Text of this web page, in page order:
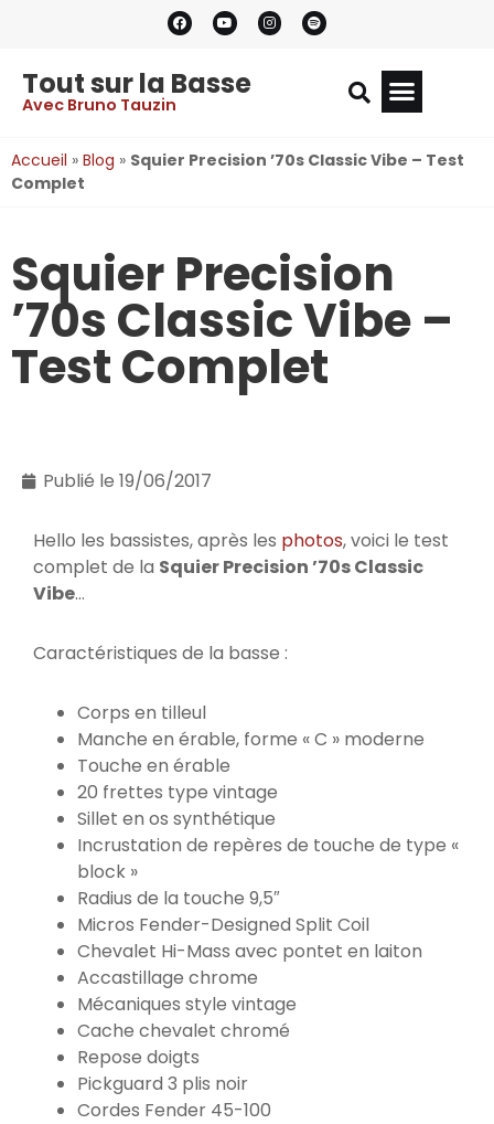
Tout sur la Basse
Avec Bruno Tauzin
Accueil » Blog » Squier Precision ’70s Classic Vibe – Test
Complet
Squier Precision
’70s Classic Vibe –
Test Complet
Publié le 19/06/2017
Hello les bassistes, après les photos, voici le test
complet de la Squier Precision ’70s Classic
Vibe…
Caractéristiques de la basse :
Corps en tilleul
Manche en érable, forme « C » moderne
Touche en érable
20 frettes type vintage
Sillet en os synthétique
Incrustation de repères de touche de type «
block »
Radius de la touche 9,5″
Micros Fender-Designed Split Coil
Chevalet Hi-Mass avec pontet en laiton
Accastillage chrome
Mécaniques style vintage
Cache chevalet chromé
Repose doigts
Pickguard 3 plis noir
Cordes Fender 45-100